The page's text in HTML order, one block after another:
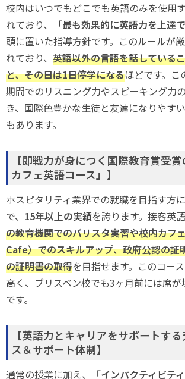
校内はいつでもどこでも英語のみを使用
れており、
「最も効果的に英語力を上達
頭に置いた指導方針です。このルールが
れており、 英語以外の言語を話している
と、その日は1日停学になるほどです。こ
期間でのリスニング力やスピーキング力
き、国際色豊かな生徒と友達になりやす
もあります。
【即戦力が身につく国際教育賞受
カフェ英語コース」】
ホスピタリティ業界での就職を目指す方
で、 15年以上の実績を誇ります。接客英語
の教育機関でのバリスタ実習や校内カフ
Cafe）でのスキルアップ、政府公認の証
の証明書の取得を目指せます。このコー
高く、ブリスベン校でも3ヶ月前には席
です。
【英語力とキャリアをサポートす
ス＆サポート体制】
通常の授業に加え、
「インパクティビテ